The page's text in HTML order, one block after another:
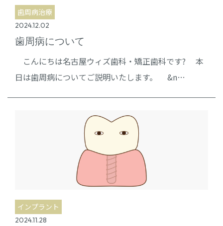
歯周病治療
2024.12.02
歯周病について
こんにちは名古屋ウィズ歯科・矯正歯科です? 本
日は歯周病についてご説明いたします。 &n…
インプラント
2024.11.28